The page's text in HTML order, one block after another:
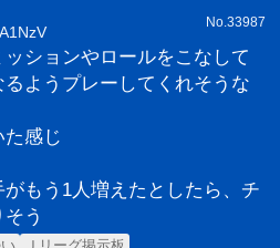
No.33987
ションやロールをこなして
ようプレーしてくれそうな
感じ
もう1人増えたとしたら、チ
う